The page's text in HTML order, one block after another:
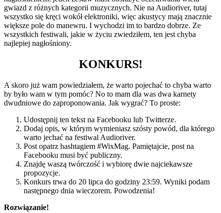
gwiazd z różnych kategorii muzycznych. Nie na Audioriver, tutaj
wszystko się kręci wokół elektroniki, więc akustycy mają znacznie
większe pole do manewru. I wychodzi im to bardzo dobrze. Ze
wszystkich festiwali, jakie w życiu zwiedziłem, ten jest chyba
najlepiej nagłośniony.
KONKURS!
A skoro już wam powiedziałem, że warto pojechać to chyba warto
by było wam w tym pomóc? No to mam dla was dwa karnety
dwudniowe do zaproponowania. Jak wygrać? To proste:
Udostępnij ten tekst na Facebooku lub Twitterze.
Dodaj opis, w którym wymieniasz szósty powód, dla którego
warto jechać na festiwal Audioriver.
Post opatrz hashtagiem #WixMag. Pamiętajcie, post na
Facebooku musi być publiczny.
Znajdę waszą twórczość i wybiorę dwie najciekawsze
propozycje.
Konkurs trwa do 20 lipca do godziny 23:59. Wyniki podam
następnego dnia wieczorem. Powodzenia!
Rozwiązanie!